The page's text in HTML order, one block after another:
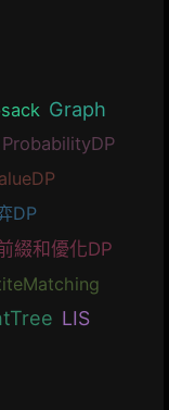
Graph
ProbabilityDP
DP
綴和優化DP
LIS